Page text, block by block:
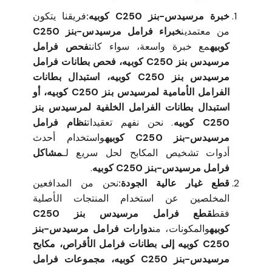
خبرة مرسيدس-بنز C250 كوبيه:
فريقنا يتكون
من معتمدين
خبراء فرامل مرسيدس-بنز C250
كوبيهمع خبرة واسعة، سواء كانتفحص فرامل
مرسيدس بنز C250 كوبيه، فحص بطانات فرامل
مرسيدس بنز C250 كوبيه، استبدال بطانات
الفرامل الأمامية لمرسيدس بنز C250 كوبيه، أو
استبدال بطانات الفرامل الخلفية لمرسيدس بنز
C250 كوبيه
. نحن نفهم تعقيداتنظام فرامل
مرسيدس-بنز C250 كوبيه
واستخدام أحدث
أدوات تشخيص المكابح لحل سريع لـمشاكل
فرامل مرسيدس-بنز C250 كوبيه
.
قطع غيار عالية الجودة:نحن من المدافعين
المخلصين عن استخدام المنتجات الأصلية
فقط
قطع فرامل مرسيدس بنز C250
كوبيهوالمكونات، مندوارات فرامل مرسيدس-بنز
C250 كوبيه إلى بطانات فرامل الأقراص، مكابح
مرسيدس-بنز C250 كوبيه، مجموعات فرامل